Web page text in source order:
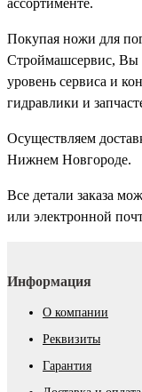
ассортименте.
Покупая ножи для
Строймашсервис, Вы
уровень сервиса и
гидравлики и
Осуществляем
Нижнем Новгороде.
Все детали заказа
или электронной
Информация
О компании
Реквизиты
Гарантия